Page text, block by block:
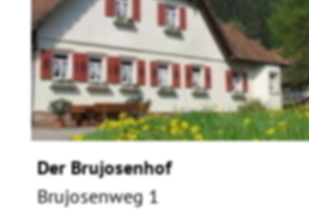
Der Brujosenhof
Brujosenweg 1